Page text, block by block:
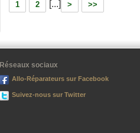
1 2 [...] > >>
Réseaux sociaux
Allo-Réparateurs sur Facebook
Suivez-nous sur Twitter